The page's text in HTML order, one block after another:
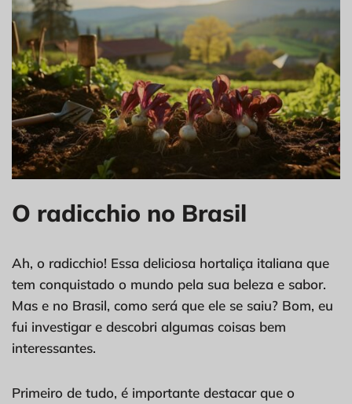
O radicchio no Brasil
Ah, o radicchio! Essa deliciosa hortaliça italiana que
tem conquistado o mundo pela sua beleza e sabor.
Mas e no Brasil, como será que ele se saiu? Bom, eu
fui investigar e descobri algumas coisas bem
interessantes.
Primeiro de tudo, é importante destacar que o